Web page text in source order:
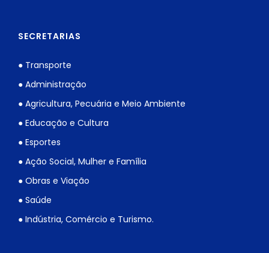
SECRETARIAS
● Transporte
● Administração
● Agricultura, Pecuária e Meio Ambiente
● Educação e Cultura
● Esportes
● Ação Social, Mulher e Família
● Obras e Viação
● Saúde
● Indústria, Comércio e Turismo.